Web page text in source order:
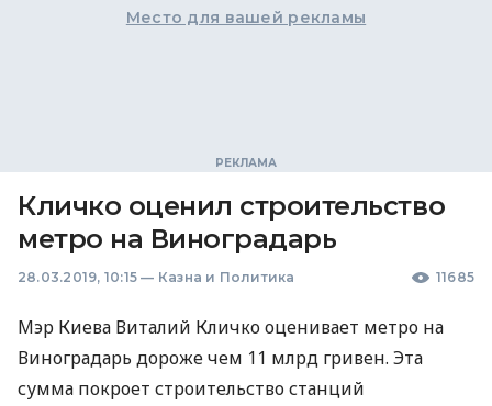
Место для вашей рекламы
Кличко оценил строительство
метро на Виноградарь
28.03.2019, 10:15 — Казна и Политика 11685
Мэр Киева Виталий Кличко оценивает метро на
Виноградарь дороже чем 11 млрд гривен. Эта
сумма покроет строительство станций